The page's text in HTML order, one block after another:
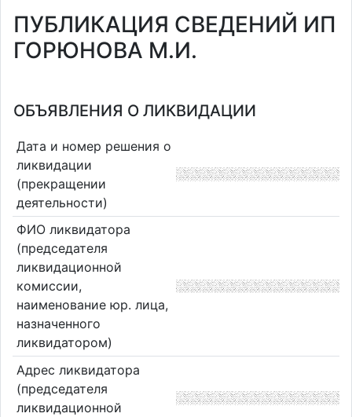
ПУБЛИКАЦИЯ СВЕДЕНИЙ ИП
ГОРЮНОВА М.И.
ОБЪЯВЛЕНИЯ О ЛИКВИДАЦИИ
Дата и номер решения о
ликвидации
(прекращении
деятельности)
ФИО ликвидатора
(председателя
ликвидационной
комиссии,
наименование юр. лица,
назначенного
ликвидатором)
Адрес ликвидатора
(председателя
ликвидационной